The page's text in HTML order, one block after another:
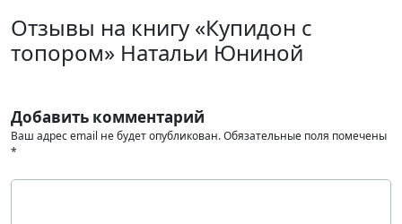
Отзывы на книгу «Купидон с
топором» Натальи Юниной
Добавить комментарий
Ваш адрес email не будет опубликован.Обязательные поля помечены
*